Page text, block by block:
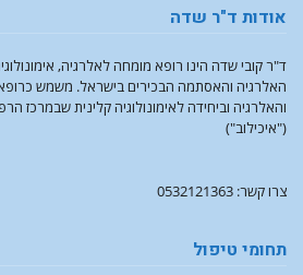
אודות ד"ר שדה
ד"ר קובי שדה הינו רופא מומחה לאלרגיה,
האלרגיה והאסתמה הבכירים בישראל. משמש
והאלרגיה וביחידה לאימונולוגיה קלינית שבמרכז
("איכילוב")
צרו קשר: 0532121363
תחומי טיפול